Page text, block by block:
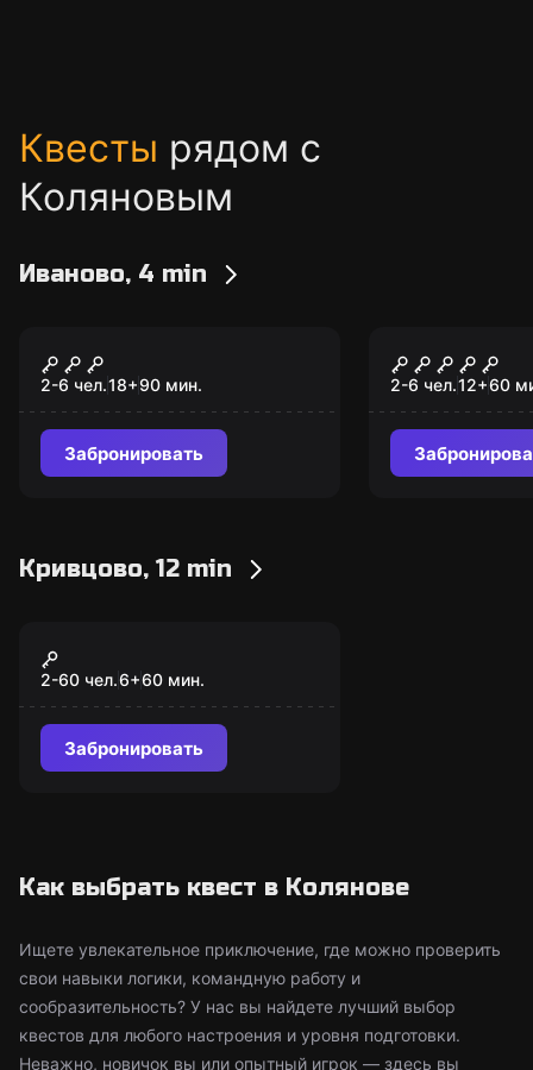
Квесты рядом с
Коляновым
Иваново, 4 min
Шабаш
2-6 чел.18+90 мин.
Забронировать
Тайна
2-6 чел.12+60
Кривцово, 12 min
Лазертаг
2-60 чел.6+60 мин.
Забронировать
Как выбрать квест в Колянове
Ищете увлекательное приключение, где можно проверить
свои навыки логики, командную работу и
сообразительность? У нас вы найдете лучший выбор
квестов для любого настроения и уровня подготовки.
Неважно, новичок вы или опытный игрок — здесь вы